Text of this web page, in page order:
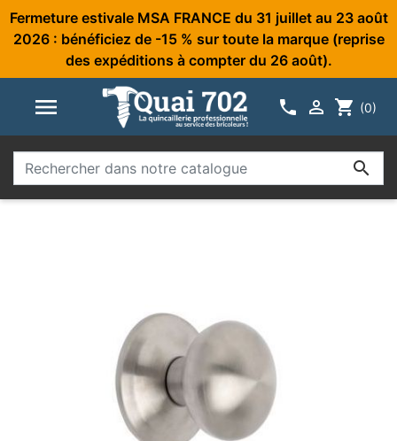
Fermeture estivale MSA FRANCE du 31 juillet au 23 août
2026 : bénéficiez de -15 % sur toute la marque (reprise
des expéditions à compter du 26 août).
   shopping_cart (0)
